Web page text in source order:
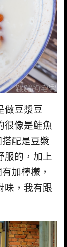
做豆漿豆
很像是鮭魚
配是豆漿
服的，加上
加檸檬，
味，我有跟